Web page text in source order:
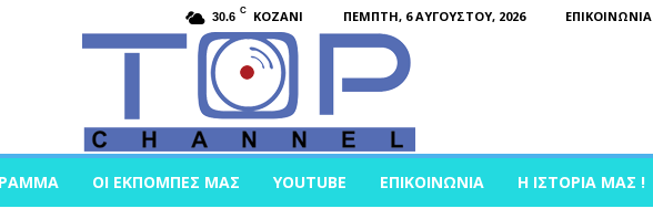
30.6 C KOZANI ΠΈΜΠΤΗ, 6 ΑΥΓΟΎΣΤΟΥ, 2026 ΕΠΙΚΟΙΝΩΝΊΑ
ΟΙ ΕΚΠΟΜΠΈΣ ΜΑΣ YOUTUBE ΕΠΙΚΟΙΝΩΝΊΑ Η ΙΣΤΟΡΊΑ ΜΑΣ !